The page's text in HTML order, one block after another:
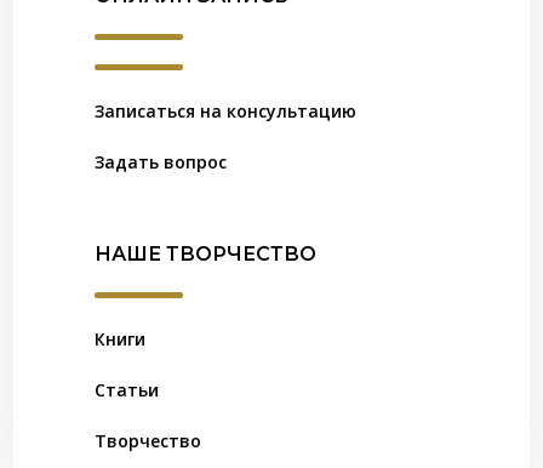
Записаться на консультацию
Задать вопрос
НАШЕ ТВОРЧЕСТВО
Книги
Статьи
Творчество